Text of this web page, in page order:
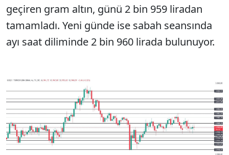
geçiren gram altın, günü 2 bin 959 liradan
tamamladı. Yeni günde ise sabah seansında
ayı saat diliminde 2 bin 960 lirada bulunuyor.